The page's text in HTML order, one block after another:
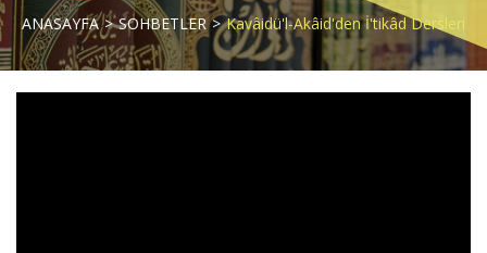
ANASAYFA SOHBETLER Kavâidü'l-Akâid'den İ'tikâd Dersleri